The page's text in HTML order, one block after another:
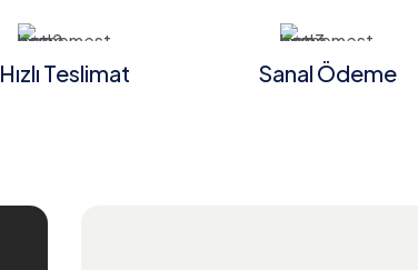
Hızlı Teslimat Sanal Ödeme